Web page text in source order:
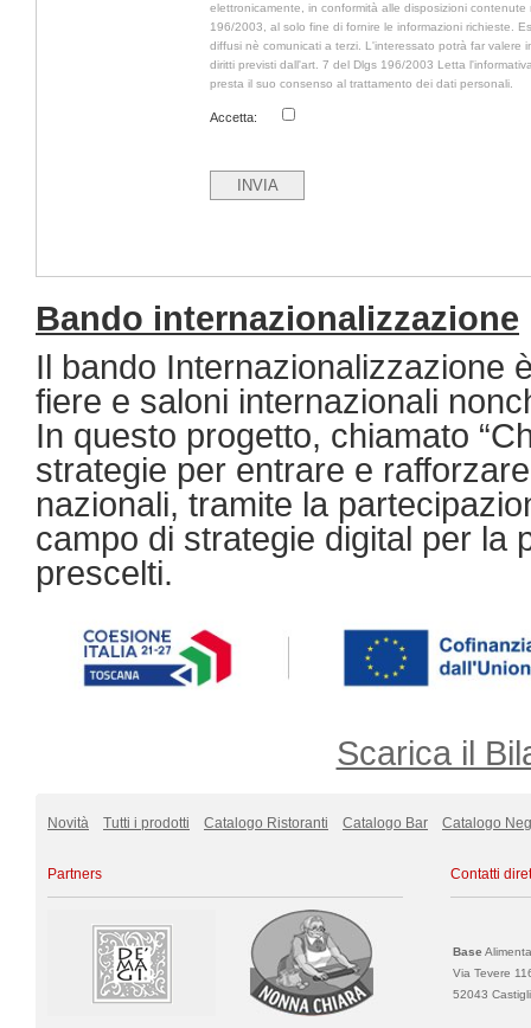
elettronicamente, in conformità alle disposizioni contenute
196/2003, al solo fine di fornire le informazioni richieste.
diffusi nè comunicati a terzi. L'interessato potrà far valere
diritti previsti dall'art. 7 del Dlgs 196/2003 Letta
presta il suo consenso al trattamento dei dati personali.
Accetta:
Bando internazionalizzazione
Il bando Internazionalizzazione
fiere e saloni internazionali
In questo progetto, chiamato
strategie per entrare e
nazionali, tramite la
campo di strategie digital per la
prescelti.
Scarica il
Novità Tutti i prodotti Catalogo Ristoranti Catalogo Bar Catalogo
Partners Contatti
Base
Via Tevere
52043